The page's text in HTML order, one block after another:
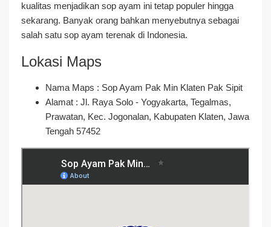
kualitas menjadikan sop ayam ini tetap populer hingga
sekarang. Banyak orang bahkan menyebutnya sebagai
salah satu sop ayam terenak di Indonesia.
Lokasi Maps
Nama Maps : Sop Ayam Pak Min Klaten Pak Sipit
Alamat : Jl. Raya Solo - Yogyakarta, Tegalmas,
Prawatan, Kec. Jogonalan, Kabupaten Klaten, Jawa
Tengah 57452